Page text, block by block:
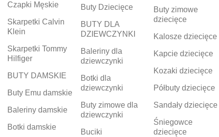
Czapki Męskie
Skarpetki Calvin
Klein
Skarpetki Tommy
Hilfiger
BUTY DAMSKIE
Buty Emu damskie
Baleriny damskie
Botki damskie
Buty Dziecięce
BUTY DLA
DZIEWCZYNKI
Baleriny dla
dziewczynki
Botki dla
dziewczynki
Buty zimowe dla
dziewczynki
Buciki
Buty zimowe
dziecięce
Kalosze dziecięce
Kapcie dziecięce
Kozaki dziecięce
Półbuty dziecięce
Sandały dziecięce
Śniegowce
dziecięce